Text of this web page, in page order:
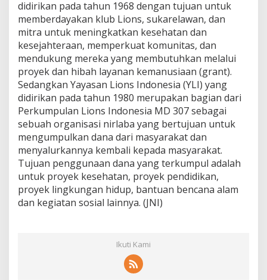
didirikan pada tahun 1968 dengan tujuan untuk
memberdayakan klub Lions, sukarelawan, dan
mitra untuk meningkatkan kesehatan dan
kesejahteraan, memperkuat komunitas, dan
mendukung mereka yang membutuhkan melalui
proyek dan hibah layanan kemanusiaan (grant).
Sedangkan Yayasan Lions Indonesia (YLI) yang
didirikan pada tahun 1980 merupakan bagian dari
Perkumpulan Lions Indonesia MD 307 sebagai
sebuah organisasi nirlaba yang bertujuan untuk
mengumpulkan dana dari masyarakat dan
menyalurkannya kembali kepada masyarakat.
Tujuan penggunaan dana yang terkumpul adalah
untuk proyek kesehatan, proyek pendidikan,
proyek lingkungan hidup, bantuan bencana alam
dan kegiatan sosial lainnya. (JNI)
Ikuti Kami